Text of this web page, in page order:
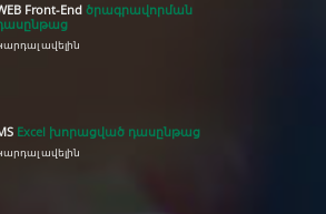
Front-End ծրագրավորման
ավելին
Excel խորացված դասընթաց
ավելին